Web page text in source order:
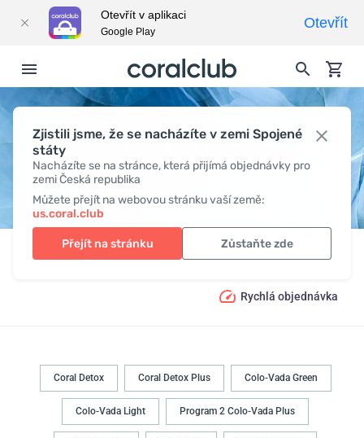
Zjistili jsme, že se nacházíte v zemi Spojené
státy
Nacházíte se na stránce, která přijímá objednávky pro
zemi Česká republika
Můžete přejít na webovou stránku vaší země:
us.coral.club
Přejít na stránku Zůstaňte zde
RECOVER PACK
Produkty Komplexní řešení Recover Pack
Rychlá objednávka
Coral Detox Coral Detox Plus Colo-Vada Green
Colo-Vada Light Program 2 Colo-Vada Plus
Otevřít v aplikaci
Google Play
Otevřít